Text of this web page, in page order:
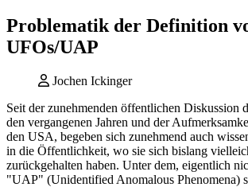
Problematik der Definition
UFOs/UAP
Jochen Ickinger
Seit der zunehmenden öffentlichen Diskussion
den vergangenen Jahren und der
den USA, begeben sich zunehmend auch
in die Öffentlichkeit, wo sie sich bislang
zurückgehalten haben. Unter dem, eigentlich
"UAP" (Unidentified Anomalous Phenomena)